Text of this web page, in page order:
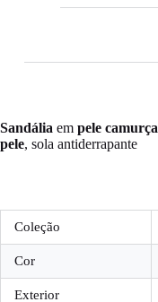
Sandália em pele camurça
pele, sola antiderrapante
Coleção
Cor
Exterior